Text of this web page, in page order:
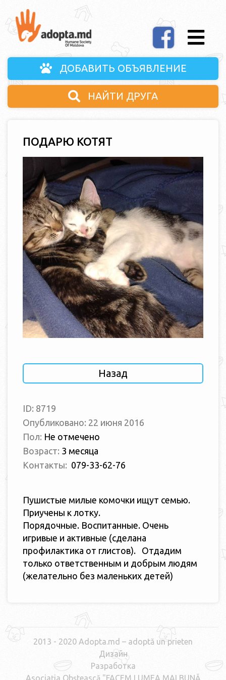
ДОБАВИТЬ ОБЪЯВЛЕНИЕ
НАЙТИ ДРУГА
ПОДАРЮ КОТЯТ
Назад
ID: 8719
Опубликовано: 22 июня 2016
Пол: Не отмечено
Возраст: 3 месяца
Контакты: 079-33-62-76
Пушистые милые комочки ищут семью.
Приучены к лотку.
Порядочные. Воспитанные. Очень
игривые и активные (сделана
профилактика от глистов). Отдадим
только ответственным и добрым людям
(желательно без маленьких детей)
2013 - 2020 Adopta.md – adoptă un prieten
Дизайн
Разработка
Asociaţia Obştească "FACEM LUMEA MAI BUNĂ